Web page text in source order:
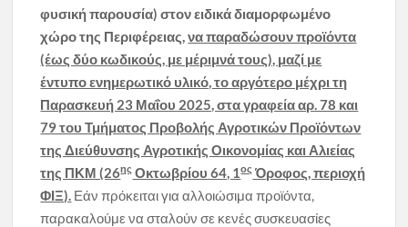
φυσική παρουσία) στον ειδικά διαμορφωμένο
χώρο της Περιφέρειας,να παραδώσουν προϊόντα
(έως δύο κωδικούς, με μέριμνά τους), μαζί με
έντυπο ενημερωτικό υλικό, το αργότερο μέχρι τη
Παρασκευή 23 Μαΐου 2025, στα γραφεία αρ. 78 και
79 του Τμήματος Προβολής Αγροτικών Προϊόντων
της Διεύθυνσης Αγροτικής Οικονομίας και Αλιείας
της ΠΚΜ (26ης Οκτωβρίου 64, 1ος Όροφος, περιοχή
ΦΙΞ). Εάν πρόκειται για αλλοιώσιμα προϊόντα,
παρακαλούμε να σταλούν σε κενές συσκευασίες